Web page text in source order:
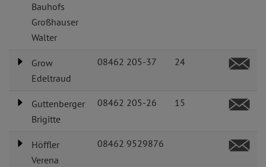
Bauhofs
Großhauser
Walter
Grow
Edeltraud
08462 205-37 24
Guttenberger
Brigitte
08462 205-26 15
Höffler
Verena
08462 9529876